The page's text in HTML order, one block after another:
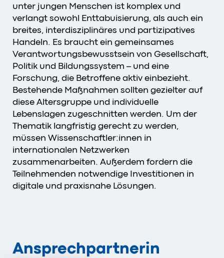
unter jungen Menschen ist komplex und
verlangt sowohl Enttabuisierung, als auch ein
breites, interdisziplinäres und partizipatives
Handeln. Es braucht ein gemeinsames
Verantwortungsbewusstsein von Gesellschaft,
Politik und Bildungssystem – und eine
Forschung, die Betroffene aktiv einbezieht.
Bestehende Maßnahmen sollten gezielter auf
diese Altersgruppe und individuelle
Lebenslagen zugeschnitten werden. Um der
Thematik langfristig gerecht zu werden,
müssen Wissenschaftler:innen in
internationalen Netzwerken
zusammenarbeiten. Außerdem fordern die
Teilnehmenden notwendige Investitionen in
digitale und praxisnahe Lösungen.
Ansprechpartnerin